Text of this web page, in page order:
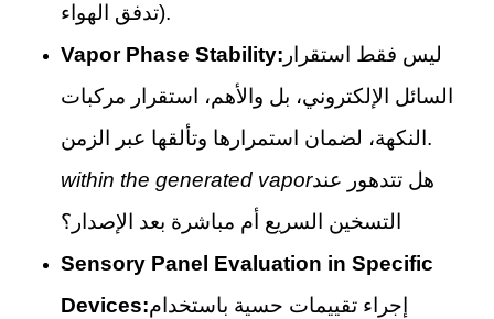
تدفق الهواء).
Vapor Phase Stability: ليس فقط استقرار
السائل الإلكتروني، بل والأهم، استقرار مركبات
النكهة، لضمان استمرارها وتألقها عبر الزمن.
within the generated vaporهل تتدهور عند
التسخين السريع أم مباشرة بعد الإصدار؟
Sensory Panel Evaluation in Specific
Devices:إجراء تقييمات حسية باستخدام